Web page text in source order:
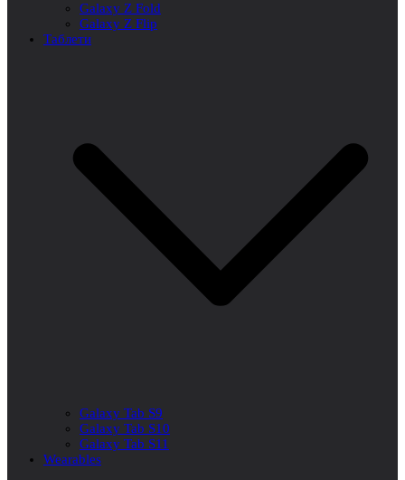
Galaxy Z Fold
Galaxy Z Flip
Таблети
Galaxy Tab S9
Galaxy Tab S10
Galaxy Tab S11
Wearables